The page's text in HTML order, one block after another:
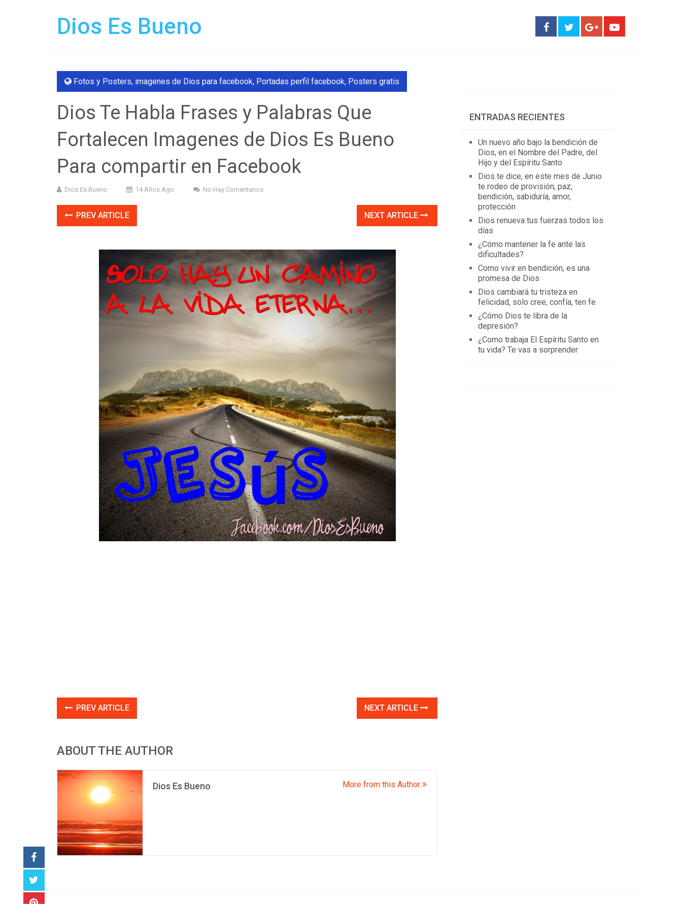
Dios Es Bueno
Fotos y Posters, imagenes de Dios para facebook, Portadas perfil facebook, Posters gratis
Dios Te Habla Frases y Palabras Que
Fortalecen Imagenes de Dios Es Bueno
Para compartir en Facebook
Dios Es Bueno 14 Años Ago No Hay Comentarios
PREV ARTICLE NEXT ARTICLE
PREV ARTICLE NEXT ARTICLE
ABOUT THE AUTHOR
Dios Es Bueno More from this Author
ENTRADAS RECIENTES
Un nuevo año bajo la bendición de
Dios, en el Nombre del Padre, del
Hijo y del Espíritu Santo
Dios te dice, en este mes de Junio
te rodeo de provisión, paz,
bendición, sabiduría, amor,
protección
Dios renueva tus fuerzas todos los
días
¿Cómo mantener la fe ante las
dificultades?
Como vivir en bendición, es una
promesa de Dios
Dios cambiará tu tristeza en
felicidad, solo cree, confía, ten fe
¿Cómo Dios te libra de la
depresión?
¿Como trabaja El Espíritu Santo en
tu vida? Te vas a sorprender